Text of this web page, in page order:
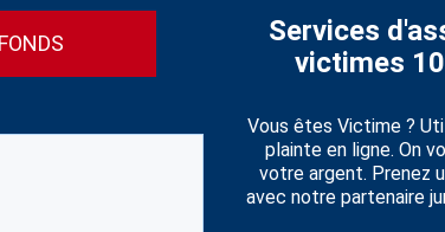
Services
victimes
Vous êtes Victime ?
plainte en ligne. On
votre argent. Prenez
avec notre partenaire